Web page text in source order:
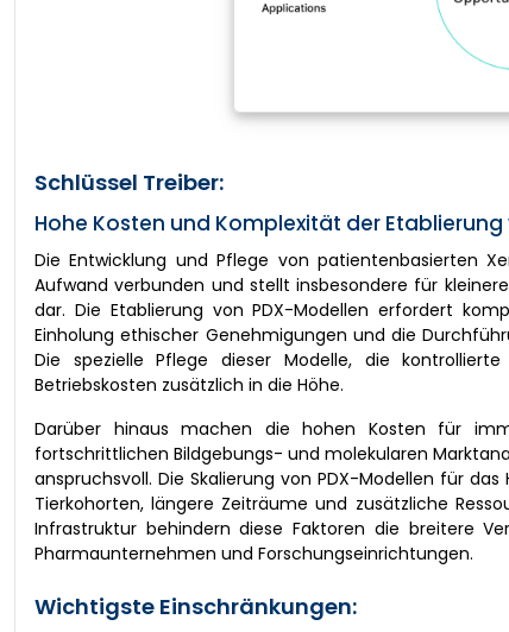
Schlüssel Treiber:
Hohe Kosten und Komplexität der
Die Entwicklung und Pflege von patientenbasierten
Aufwand verbunden und stellt insbesondere für
dar. Die Etablierung von PDX-Modellen erfordert
Einholung ethischer Genehmigungen und die
Die spezielle Pflege dieser Modelle, die
Betriebskosten zusätzlich in die Höhe.
Darüber hinaus machen die hohen Kosten für
fortschrittlichen Bildgebungs- und molekularen
anspruchsvoll. Die Skalierung von PDX-Modellen für
Tierkohorten, längere Zeiträume und zusätzliche
Infrastruktur behindern diese Faktoren die breitere
Pharmaunternehmen und Forschungseinrichtungen.
Wichtigste Einschränkungen: